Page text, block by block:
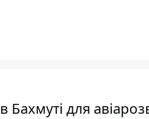
для